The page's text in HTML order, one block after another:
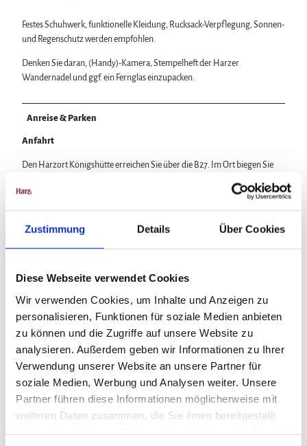
Zustimmung Details Über Cookies
Diese Webseite verwendet Cookies
Wir verwenden Cookies, um Inhalte und Anzeigen zu
personalisieren, Funktionen für soziale Medien anbieten
zu können und die Zugriffe auf unsere Website zu
analysieren. Außerdem geben wir Informationen zu Ihrer
Verwendung unserer Website an unsere Partner für
soziale Medien, Werbung und Analysen weiter. Unsere
Partner führen diese Informationen möglicherweise mit
weiteren Daten zusammen, die Sie ihnen bereitgestellt
Festes Schuhwerk, funktionelle Kleidung, Rucksack-Verpflegung, Sonnen-
und Regenschutz werden empfohlen.
Denken Sie daran, (Handy)-Kamera, Stempelheft der Harzer
Wandernadel und ggf. ein Fernglas einzupacken.
Anreise & Parken
Anfahrt
Den Harzort Königshütte erreichen Sie über die B27. Im Ort biegen Sie
linker Hand haben Sie Ihr Ziel erreicht.
Parken
Kostenlose Parkflächen an der L98 (Tanner Straße).
Öffentliche Verkehrsmittel
Den HarzortKönigshütte erreichen Sie mit dem Bus der Harzer
Verkehrsbetriebe
aus Richtung Wernigerode
und Richtung Braunlage
aus Richtung Blankenburg
Die INSA - Ihr Routenplaner des Nahverkehrs in Sachsen-Anhalt >>